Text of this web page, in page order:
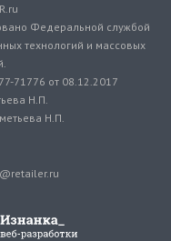
Федеральной службой
технологий и массовых
71776 от 08.12.2017
Н.П.
Н.П.